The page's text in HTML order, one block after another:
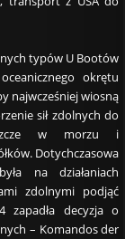
typów U Bootów
okrętu
najwcześniej wiosną
sił zdolnych do
w morzu i
Dotychczasowa
na działaniach
zdolnymi podjąć
zapadła decyzja o
– Komandos der